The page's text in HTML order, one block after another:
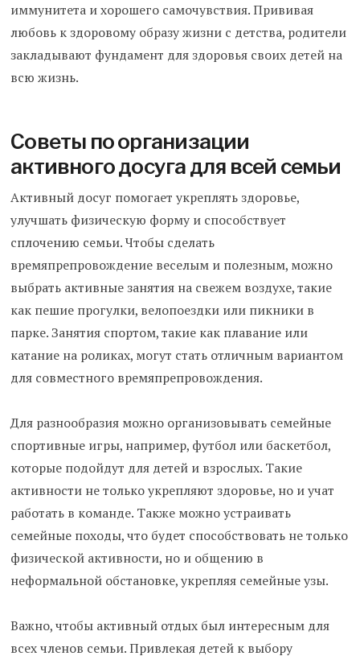
иммунитета и хорошего самочувствия. Прививая
любовь к здоровому образу жизни с детства, родители
закладывают фундамент для здоровья своих детей на
всю жизнь.
Советы по организации
активного досуга для всей семьи
Активный досуг помогает укреплять здоровье,
улучшать физическую форму и способствует
сплочению семьи. Чтобы сделать
времяпрепровождение веселым и полезным, можно
выбрать активные занятия на свежем воздухе, такие
как пешие прогулки, велопоездки или пикники в
парке. Занятия спортом, такие как плавание или
катание на роликах, могут стать отличным вариантом
для совместного времяпрепровождения.
Для разнообразия можно организовывать семейные
спортивные игры, например, футбол или баскетбол,
которые подойдут для детей и взрослых. Такие
активности не только укрепляют здоровье, но и учат
работать в команде. Также можно устраивать
семейные походы, что будет способствовать не только
физической активности, но и общению в
неформальной обстановке, укрепляя семейные узы.
Важно, чтобы активный отдых был интересным для
всех членов семьи. Привлекая детей к выбору